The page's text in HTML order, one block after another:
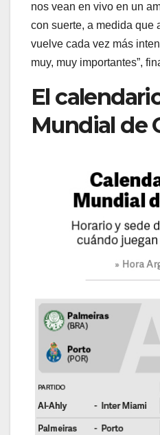
nos vean en vivo en un
con suerte, a medida que
vuelve cada vez más
muy, muy importantes”,
El
Mundial de